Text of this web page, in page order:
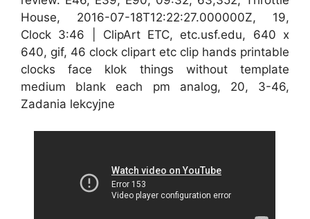
House, 2016-07-18T12:22:27.000000Z, 19,
Clock 3:46 | ClipArt ETC, etc.usf.edu, 640 x
640, gif, 46 clock clipart etc clip hands printable
clocks face klok things without template
medium blank each pm analog, 20, 3-46,
Zadania lekcyjne